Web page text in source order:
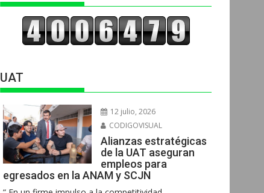
UAT
12 julio, 2026
CODIGOVISUAL
Alianzas estratégicas
de la UAT aseguran
empleos para
egresados en la ANAM y SCJN